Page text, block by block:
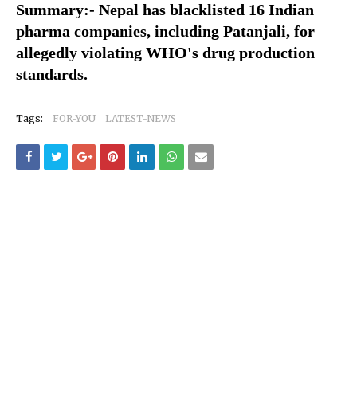
Summary:- Nepal has blacklisted 16 Indian
pharma companies, including Patanjali, for
allegedly violating WHO's drug production
standards.
Tags: FOR-YOU LATEST-NEWS